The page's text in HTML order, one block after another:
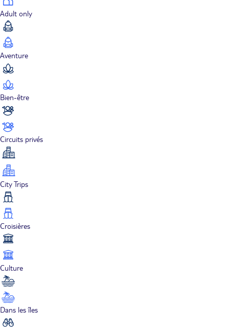
Adult only
Aventure
Bien-être
Circuits privés
City Trips
Croisières
Culture
Dans les îles